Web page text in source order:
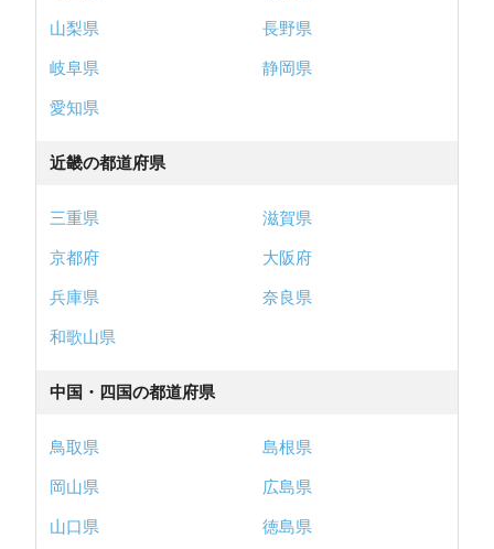
山梨県
長野県
岐阜県
静岡県
愛知県
近畿の都道府県
三重県
滋賀県
京都府
大阪府
兵庫県
奈良県
和歌山県
中国・四国の都道府県
鳥取県
島根県
岡山県
広島県
山口県
徳島県